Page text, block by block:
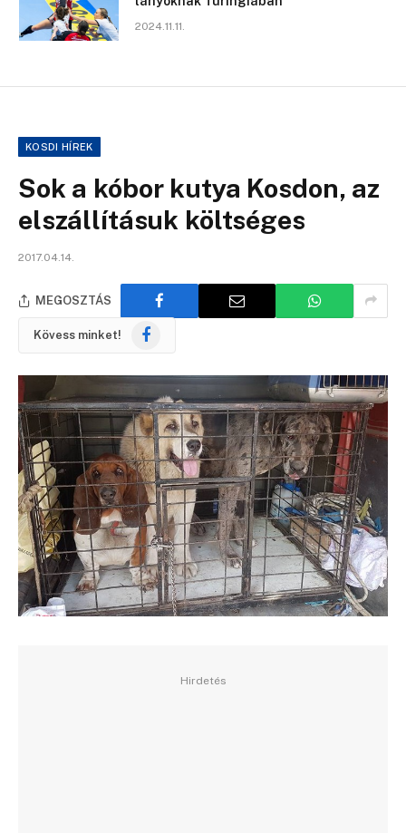
2024.11.11.
KOSDI HÍREK
Sok a kóbor kutya Kosdon, az
elszállításuk költséges
2017.04.14.
MEGOSZTÁS
Kövess minket! Facebook
Hirdetés